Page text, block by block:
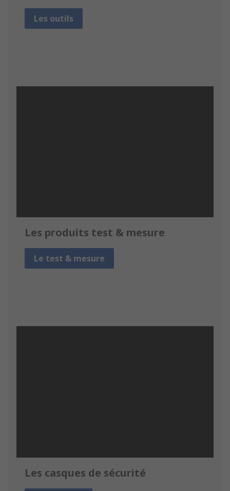
Les outils
Les produits test & mesure
Le test & mesure
Les casques de sécurité